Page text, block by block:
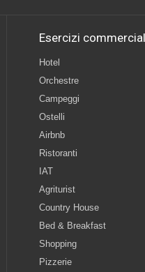
Esercizi
Hotel
Orchestre
Campeggi
Ostelli
Airbnb
Ristoranti
IAT
Agriturist
Country House
Bed & Breakfast
Shopping
Pizzerie